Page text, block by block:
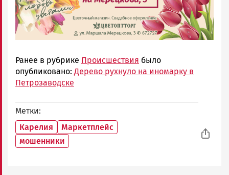
Ранее в рубрике Происшествия было
опубликовано: Дерево рухнуло на иномарку в
Петрозаводске
Метки
Карелия
Маркетплейс
мошенники